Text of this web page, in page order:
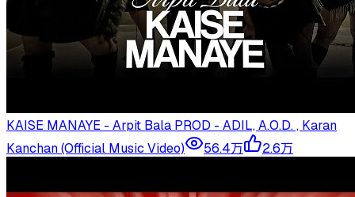
KAISE MANAYE - Arpit Bala PROD - ADIL, A.O.D. , Karan
Kanchan (Official Music Video)
56.4万 2.6万